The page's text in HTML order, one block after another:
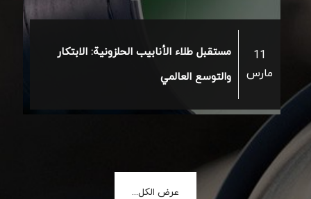
11
مارس
مستقبل طلاء الأنابيب الحلزونية: الابتكار
والتوسع العالمي
عرض الكل...